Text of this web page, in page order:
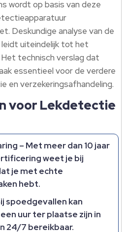
wordt op basis van deze
Deskundige analyse van de
uiteindelijk tot het
technisch verslag dat
essentieel voor de verdere
en verzekeringsafhandeling.
voor Lekdetectie
– Met meer dan 10 jaar
weet je bij
je met echte
hebt.
spoedgevallen kan
uur ter plaatse zijn in
24/7 bereikbaar.